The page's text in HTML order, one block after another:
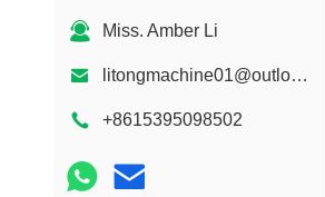
Miss. Amber Li
litongmachine01@outlook.com
+8615395098502